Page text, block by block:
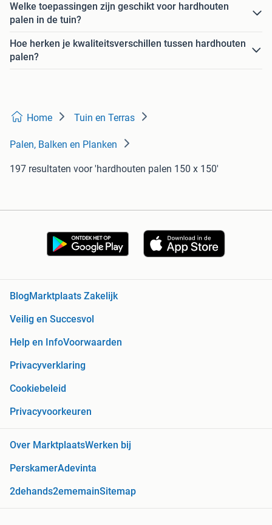
Welke toepassingen zijn geschikt voor hardhouten
palen in de tuin?
Hoe herken je kwaliteitsverschillen tussen hardhouten
palen?
Home Tuin en Terras
Palen, Balken en Planken
197 resultaten voor 'hardhouten palen 150 x 150'
Blog Marktplaats Zakelijk
Veilig en Succesvol
Help en InfoVoorwaarden
Privacyverklaring
Cookiebeleid
Privacyvoorkeuren
Over MarktplaatsWerken bij
PerskamerAdevinta
2dehands2ememainSitemap